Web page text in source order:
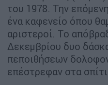
του 1978. Την
ένα καφενείο όπου
αριστεροί. Το
Δεκεμβρίου δυο
πεποιθήσεων
επέστρεφαν στα